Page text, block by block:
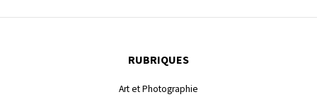
RUBRIQUES
Art et Photographie